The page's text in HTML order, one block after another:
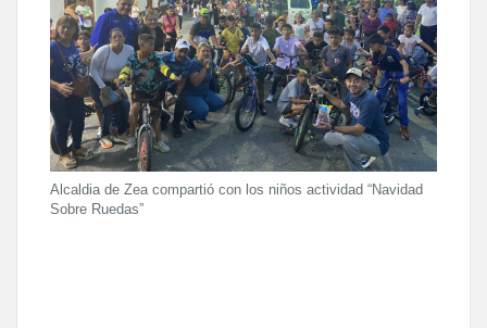
Alcaldia de Zea compartió con los niños actividad “Navidad
Sobre Ruedas”